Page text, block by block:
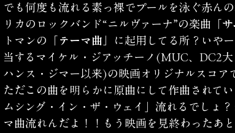
でも何度も流れる素っ裸でプールを泳ぐ赤ん
リカのロックバンド“ニルヴァーナ”の楽曲 「
トマンの
「テーマ曲」
に起用してる所？いや
当するマイケル・ジアッチーノ(MUC、DC2
ハンス・ジマー以来)の映画オリジナルスコア
ただこの曲を明らかに原曲にして作曲されて
ムシング・イン・ザ・ウェイ」流れるでしょ
マ曲流れんだよ！！もう映画を見終わったあ